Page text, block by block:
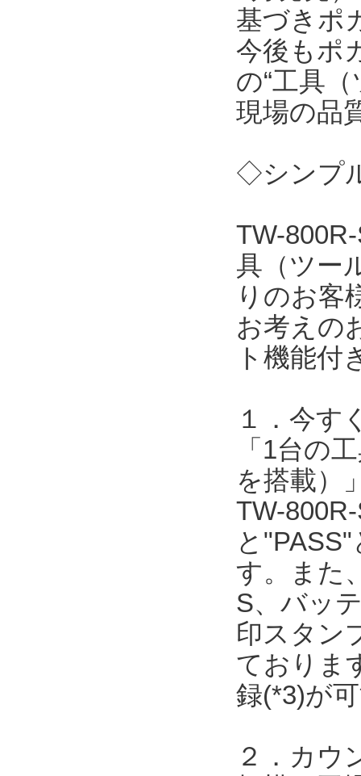
基づきポ
今後もポ
の“工具
現場の品
◇シンプ
TW-
具（ツー
りのお客
お考えの
ト機能付
１．今す
「1台の
を搭載）
TW-
と
す。また
S、バッ
印スタン
ておりま
録(*3)が
２．カウ